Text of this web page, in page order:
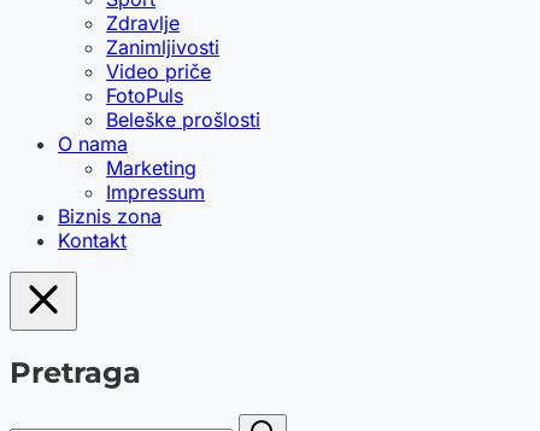
Zdravlje
Zanimljivosti
Video priče
FotoPuls
Beleške prošlosti
O nama
Marketing
Impressum
Biznis zona
Kontakt
Pretraga